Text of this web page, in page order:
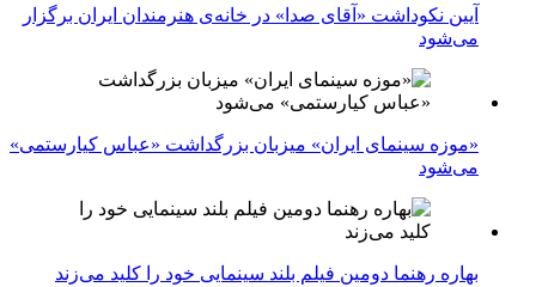
آیین نکوداشت «آقای صدا» در خانه‌ی هنرمندان ایران برگزار
می‌شود
«موزه سینمای ایران» میزبان بزرگداشت «عباس کیارستمی»
می‌شود
بهاره رهنما دومین فیلم بلند سینمایی خود را کلید می‌زند